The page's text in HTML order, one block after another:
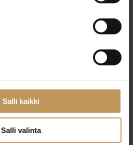
Salli kaikki
Salli valinta